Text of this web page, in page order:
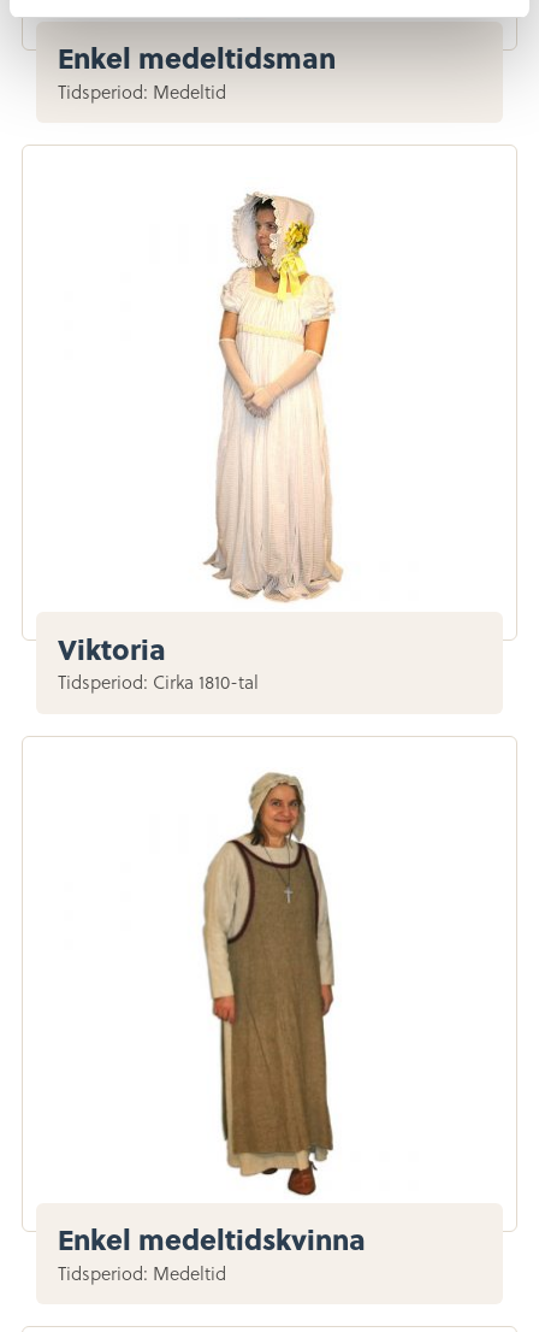
Enkel medeltidsman
Tidsperiod: Medeltid
Viktoria
Tidsperiod: Cirka 1810-tal
Enkel medeltidskvinna
Tidsperiod: Medeltid